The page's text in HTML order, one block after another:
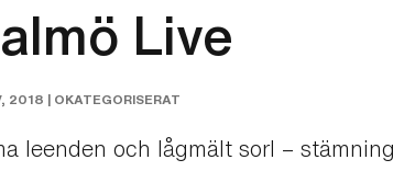
Live
2018 | OKATEGORISERAT
leenden och lågmält sorl –